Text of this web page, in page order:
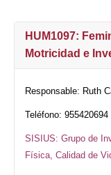
HUM1097:
Motricidad e
Responsable: Ruth
Teléfono: 955420694
SISIUS: Grupo de
Física, Calidad de